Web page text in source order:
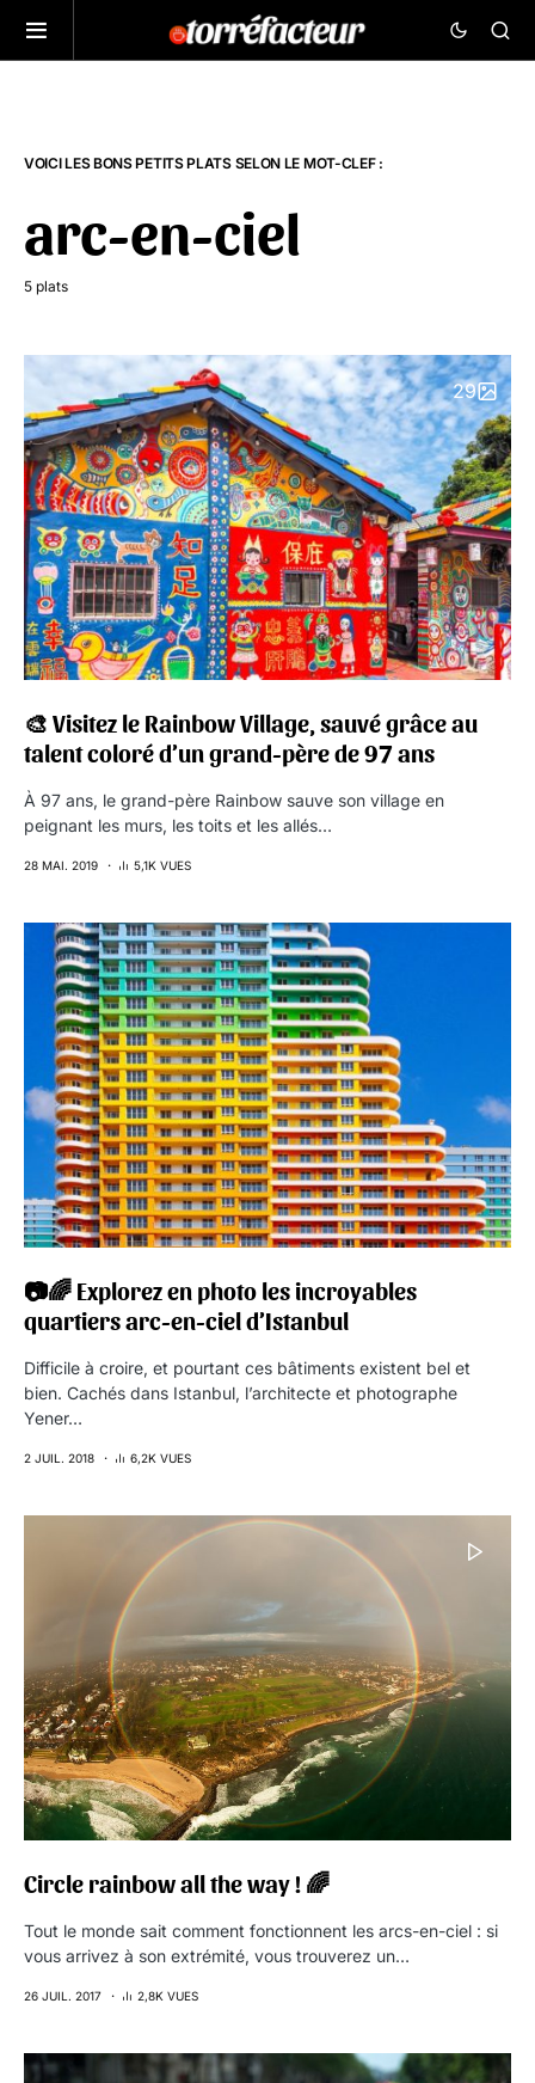
VOICI LES BONS PETITS PLATS SELON LE MOT-CLEF :
arc-en-ciel
5 plats
29
🎨 Visitez le Rainbow Village, sauvé grâce au
talent coloré d’un grand-père de 97 ans
À 97 ans, le grand-père Rainbow sauve son village en
peignant les murs, les toits et les allés…
28 MAI. 2019 5,1K VUES
📷🌈 Explorez en photo les incroyables
quartiers arc-en-ciel d’Istanbul
Difficile à croire, et pourtant ces bâtiments existent bel et
bien. Cachés dans Istanbul, l’architecte et photographe
Yener…
2 JUIL. 2018 6,2K VUES
Circle rainbow all the way ! 🌈
Tout le monde sait comment fonctionnent les arcs-en-ciel : si
vous arrivez à son extrémité, vous trouverez un…
26 JUIL. 2017 2,8K VUES